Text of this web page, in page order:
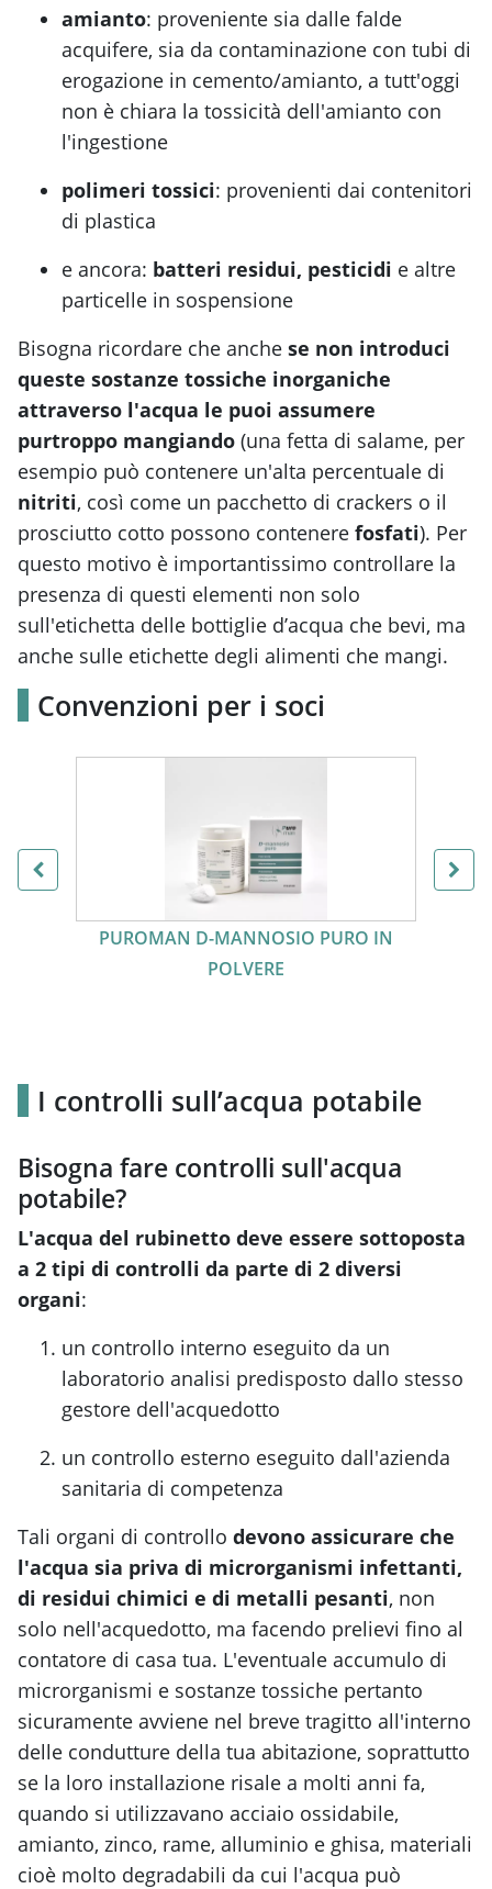
amianto: proveniente sia dalle falde
acquifere, sia da contaminazione con tubi di
erogazione in cemento/amianto, a tutt'oggi
non è chiara la tossicità dell'amianto con
l'ingestione
polimeri tossici: provenienti dai contenitori
di plastica
e ancora: batteri residui, pesticidi e altre
particelle in sospensione
Bisogna ricordare che anche se non introduci
queste sostanze tossiche inorganiche
attraverso l'acqua le puoi assumere
purtroppo mangiando (una fetta di salame, per
esempio può contenere un'alta percentuale di
nitriti, così come un pacchetto di crackers o il
prosciutto cotto possono contenere fosfati). Per
questo motivo è importantissimo controllare la
presenza di questi elementi non solo
sull'etichetta delle bottiglie d’acqua che bevi, ma
anche sulle etichette degli alimenti che mangi.
Convenzioni per i soci
PUROMAN ORO D-MANNOSIO
COMPRESSE OROSOLUBILI
I controlli sull’acqua potabile
Bisogna fare controlli sull'acqua
potabile?
L'acqua del rubinetto deve essere sottoposta
a 2 tipi di controlli da parte di 2 diversi
organi:
un controllo interno eseguito da un
laboratorio analisi predisposto dallo stesso
gestore dell'acquedotto
un controllo esterno eseguito dall'azienda
sanitaria di competenza
Tali organi di controllo devono assicurare che
l'acqua sia priva di microrganismi infettanti,
di residui chimici e di metalli pesanti, non
solo nell'acquedotto, ma facendo prelievi fino al
contatore di casa tua. L'eventuale accumulo di
microrganismi e sostanze tossiche pertanto
sicuramente avviene nel breve tragitto all'interno
delle condutture della tua abitazione, soprattutto
se la loro installazione risale a molti anni fa,
quando si utilizzavano acciaio ossidabile,
amianto, zinco, rame, alluminio e ghisa, materiali
cioè molto degradabili da cui l'acqua può